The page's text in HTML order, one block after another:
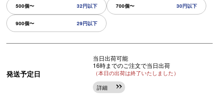
500個〜 32円以下 700個〜 30円以下
900個〜 29円以下
発送予定日
当日出荷可能
16時までのご注文で当日出荷
（本日の出荷は終了いたしました）
詳細